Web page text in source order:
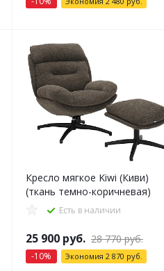
Кресло мягкое Kiwi (Киви)
(ткань темно-коричневая)
Есть в наличии
25 900 руб. 28 770руб.
-10% Экономия 2 870 руб.